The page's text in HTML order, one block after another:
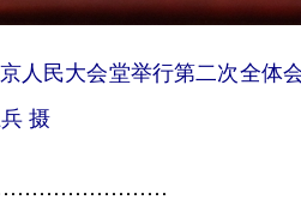
民大会堂举行第二次全体
摄